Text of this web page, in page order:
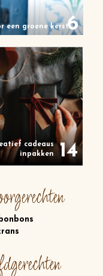
6
een groene kerst
14
cadeaus
inpakken